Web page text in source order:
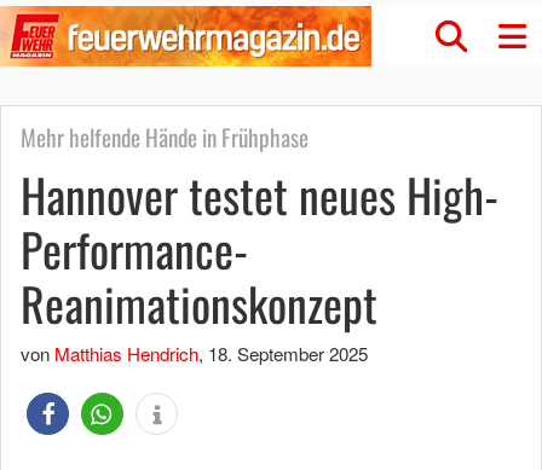
Mehr helfende Hände in Frühphase
Hannover testet neues High-
Performance-
Reanimationskonzept
von Matthias Hendrich, 18. September 2025